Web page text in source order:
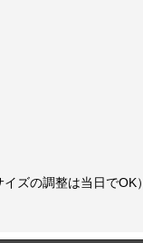
ズの調整は当日でOK）